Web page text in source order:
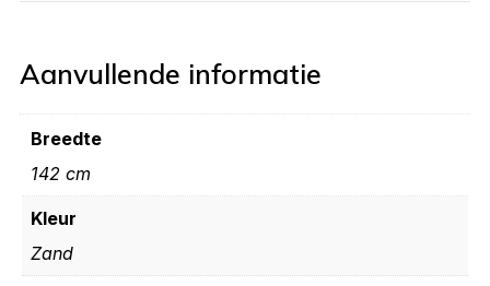
Aanvullende informatie
Breedte
142 cm
Kleur
Zand